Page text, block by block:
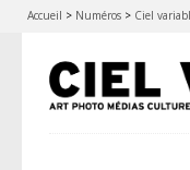
Accueil > Numéros > Ciel